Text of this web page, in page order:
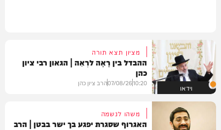
וידאו
מציון תצא תורה
ההבדל בין רָאָה לרְאֵה | הגאון רבי ציון
כהן
10:20
07/08/26הרב ציון כהן
משהו לנשמה
האגרוף שסגרת יפגע בך ישר בבטן | הרב